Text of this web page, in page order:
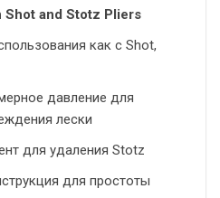
and Stotz Pliers
как с Shot,
давление для
лески
для удаления Stotz
для простоты